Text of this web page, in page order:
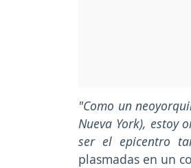
"Como un
Nueva York), estoy
ser el epicentro
plasmadas en un